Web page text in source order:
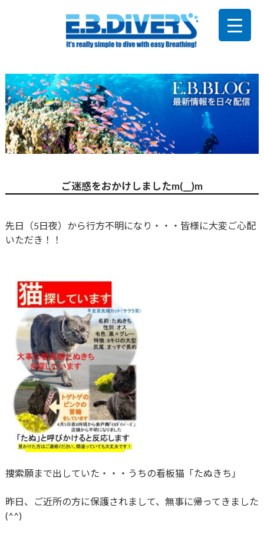
ご迷惑をおかけしましたm(__)m
先日（5日夜）から行方不明になり・・・皆様に大変ご心配
いただき！！
捜索願まで出していた・・・うちの看板猫「たぬきち」
昨日、ご近所の方に保護されまして、無事に帰ってきました
(^^)